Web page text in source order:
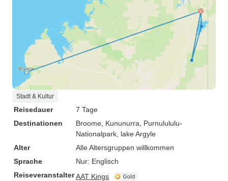
Stadt & Kultur
Reisedauer
7 Tage
Destinationen
Broome , Kununurra , Purnulululu-
Nationalpark , lake Argyle
Alter
Alle Altersgruppen willkommen
Sprache
Nur: Englisch
ReiseveranstalterAAT Kings